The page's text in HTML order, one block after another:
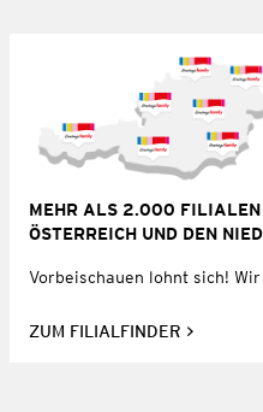
MEHR ALS 2.000 FILIALEN
ÖSTERREICH UND DEN
Vorbeischauen lohnt sich!
ZUM FILIALFINDER